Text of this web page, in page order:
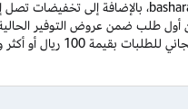
أول طلب ضمن عروض التوفير
100 ريال أو أكثر وغيرها من الهدايا.